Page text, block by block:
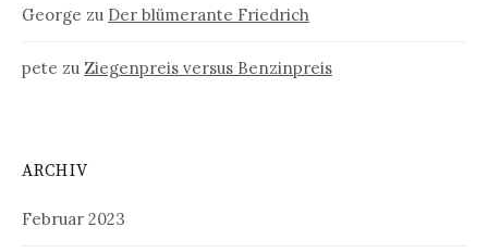
George zu Der blümerante Friedrich
pete zu Ziegenpreis versus Benzinpreis
ARCHIV
Februar 2023